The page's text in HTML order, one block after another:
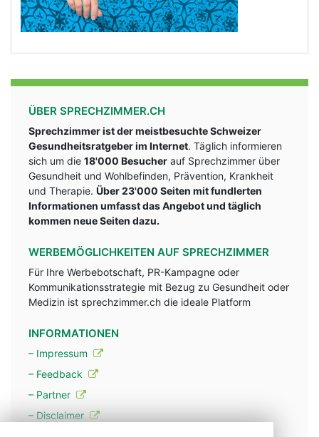
ÜBER SPRECHZIMMER.CH
Sprechzimmer ist der meistbesuchte Schweizer
Gesundheitsratgeber im Internet. Täglich informieren
sich um die 18'000 Besucher auf Sprechzimmer über
Gesundheit und Wohlbefinden, Prävention, Krankheit
und Therapie. Über 23'000 Seiten mit fundlerten
Informationen umfasst das Angebot und täglich
kommen neue Seiten dazu.
WERBEMÖGLICHKEITEN AUF SPRECHZIMMER
Für Ihre Werbebotschaft, PR-Kampagne oder
Kommunikationsstrategie mit Bezug zu Gesundheit oder
Medizin ist sprechzimmer.ch die ideale Platform
INFORMATIONEN
– Impressum
– Feedback
– Partner
– Disclaimer